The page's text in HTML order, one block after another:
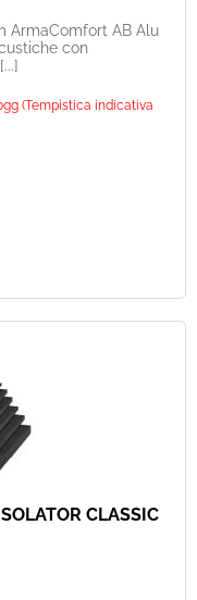
ArmaComfort AB Alu
con
(Tempistica indicativa
CLASSIC